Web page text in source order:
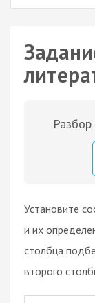
Установите
и их
столбца
второго